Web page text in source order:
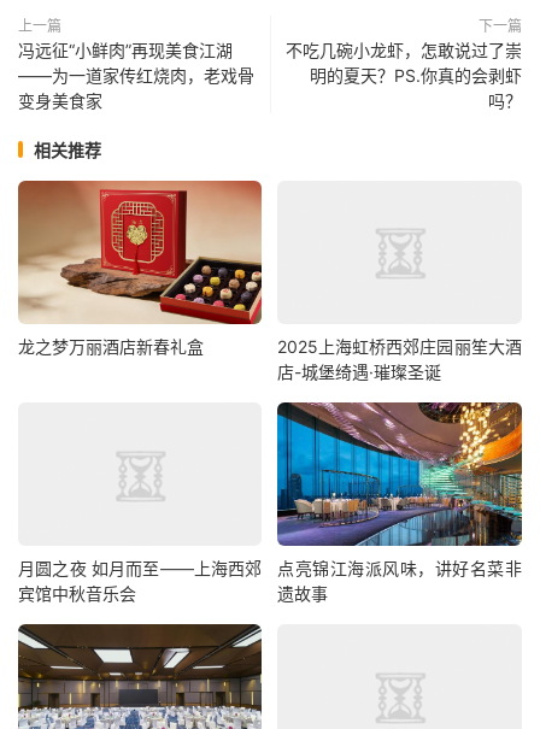
上一篇
冯远征“小鲜肉”再现美食江湖
——为一道家传红烧肉，老戏骨
变身美食家
下一篇
不吃几碗小龙虾，怎敢说过了崇
明的夏天？PS.你真的会剥虾
吗？
相关推荐
龙之梦万丽酒店新春礼盒
2025上海虹桥西郊庄园丽笙大酒
店-城堡绮遇·璀璨圣诞
月圆之夜 如月而至——上海西郊
宾馆中秋音乐会
点亮锦江海派风味，讲好名菜非
遗故事